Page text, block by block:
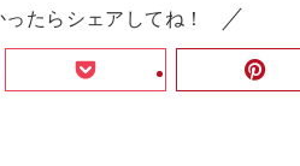
ったらシェアしてね！